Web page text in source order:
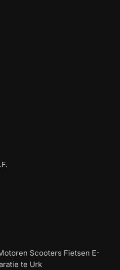
Scooters Fietsen E-
te Urk